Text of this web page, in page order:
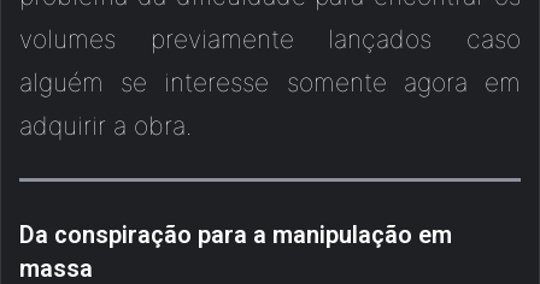
volumes previamente lançados caso
alguém se interesse somente agora em
adquirir a obra.
Da conspiração para a manipulação em
massa